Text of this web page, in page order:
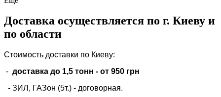
Доставка осуществляется по г. Киеву и
по области
Стоимость доставки по Киеву:
- доставка до 1,5 тонн - от 950 грн
- ЗИЛ, ГАЗон (5т.) - договорная.